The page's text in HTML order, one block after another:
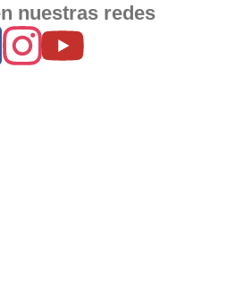
nuestras redes